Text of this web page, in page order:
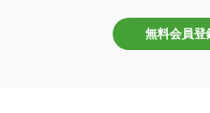
無料会員登